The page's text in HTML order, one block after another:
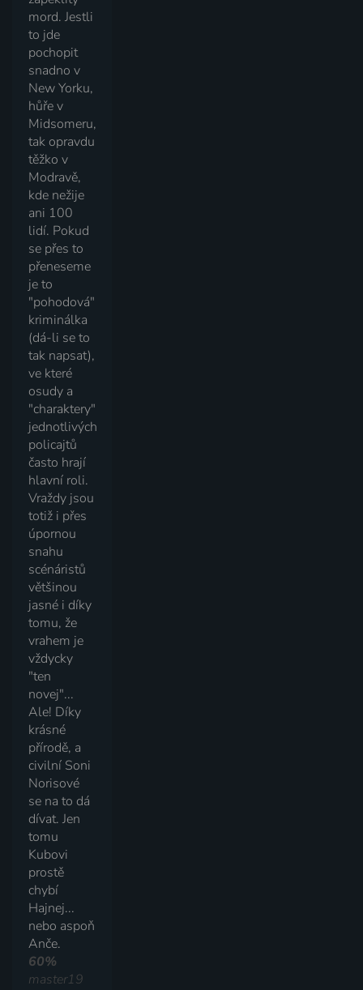
mord. Jestli
to jde
pochopit
snadno v
New Yorku,
hůře v
Midsomeru,
tak opravdu
těžko v
Modravě,
kde nežije
ani 100
lidí. Pokud
se přes to
přeneseme
je to
"pohodová"
kriminálka
(dá-li se to
tak napsat),
ve které
osudy a
"charaktery"
jednotlivých
policajtů
často hrají
hlavní roli.
Vraždy jsou
totiž i přes
úpornou
snahu
scénáristů
většinou
jasné i díky
tomu, že
vrahem je
vždycky
"ten
novej"...
Ale! Díky
krásné
přírodě, a
civilní Soni
Norisové
se na to dá
dívat. Jen
tomu
Kubovi
prostě
chybí
Hajnej...
nebo aspoň
Anče.
60%
master19